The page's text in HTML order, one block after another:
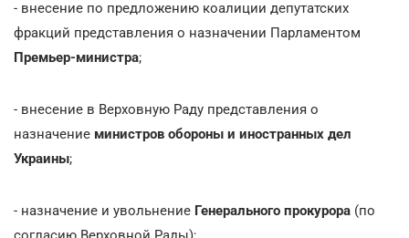
- внесение по предложению коалиции депутатских
фракций представления о назначении Парламентом
Премьер-министра;
- внесение в Верховную Раду представления о
назначение министров обороны и иностранных дел
Украины;
- назначение и увольнение Генерального прокурора (по